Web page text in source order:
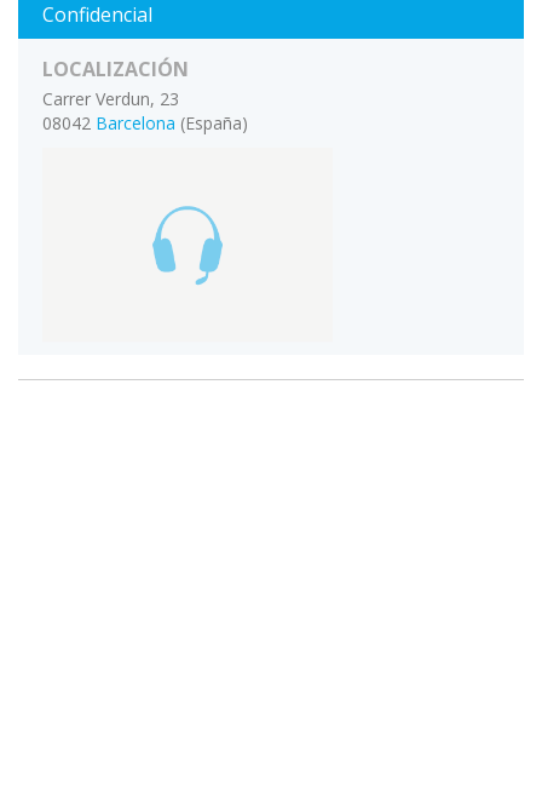
Confidencial
LOCALIZACIÓN
Carrer Verdun, 23
08042 Barcelona (España)